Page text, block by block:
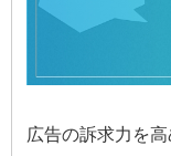
広告の訴求力を